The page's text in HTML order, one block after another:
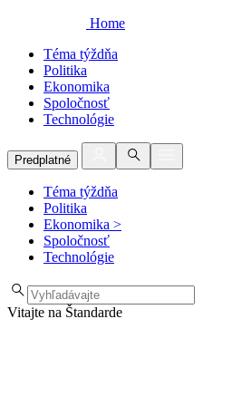
Home
Téma týždňa
Politika
Ekonomika
Spoločnosť
Technológie
Predplatné
Téma týždňa
Politika
Ekonomika >
Spoločnosť
Technológie
Vitajte na Štandarde